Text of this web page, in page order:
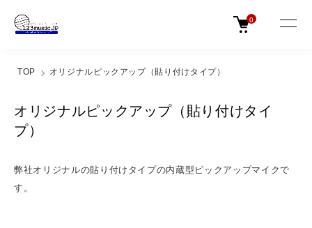
0
TOP オリジナルピックアップ（貼り付けタイプ）
オリジナルピックアップ（貼り付けタイ
プ）
弊社オリジナルの貼り付けタイプの内蔵型ピックアップマイクで
す。